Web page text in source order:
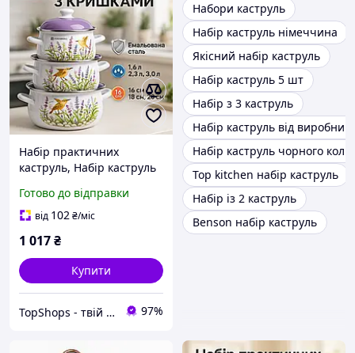
Набір практичних
каструль, Набір каструль
прозорими кришками
CN-20
Готово до відправки
від 102₴/міс
1 017₴
Купити
TopShops - твій інтернет магазин 97%
Набори каструль
Набір каструль німеччина
Якісний набір каструль
Набір каструль 5 шт
Набір з 3 каструль
Набір каструль від
Набір каструль чорного
Top kitchen набір каструль
Набір із 2 каструль
Benson набір каструль